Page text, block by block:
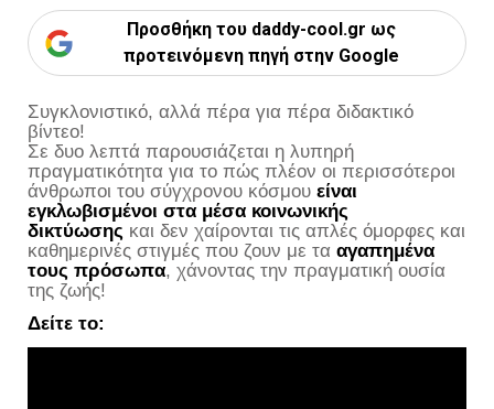
Προσθήκη του daddy-cool.gr ως
προτεινόμενη πηγή στην Google
Συγκλονιστικό, αλλά πέρα για πέρα διδακτικό
βίντεο!
Σε δυο λεπτά παρουσιάζεται η λυπηρή
πραγματικότητα για το πώς πλέον οι περισσότεροι
άνθρωποι του σύγχρονου κόσμου είναι
εγκλωβισμένοι στα μέσα κοινωνικής
δικτύωσης και δεν χαίρονται τις απλές όμορφες και
καθημερινές στιγμές που ζουν με τα αγαπημένα
τους πρόσωπα, χάνοντας την πραγματική ουσία
της ζωής!
Δείτε το: